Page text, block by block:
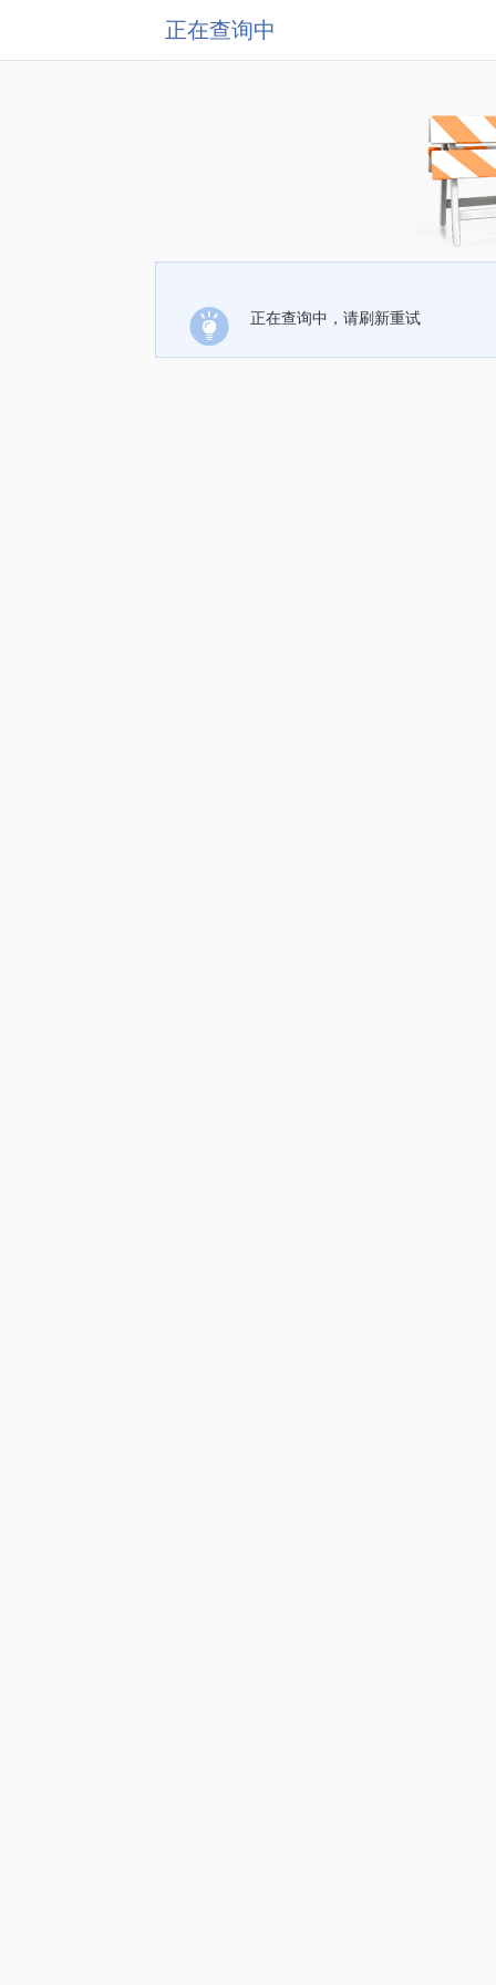
正在查询中
正在查询中，请刷新重试